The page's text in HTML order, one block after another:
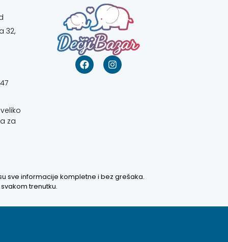
32,
za
sve informacije kompletne i bez grešaka.
trenutku.